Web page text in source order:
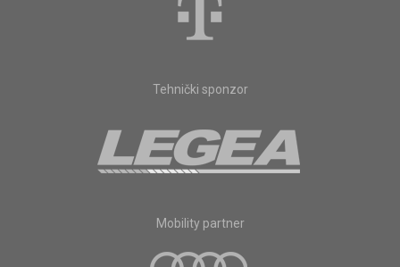
Tehnički sponzor
Mobility partner